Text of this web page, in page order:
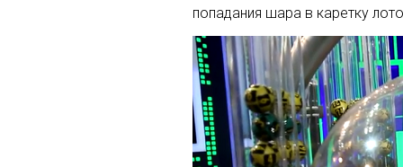
попадания шара в каретку